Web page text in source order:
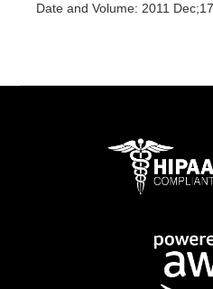
Date and Volume: 2011